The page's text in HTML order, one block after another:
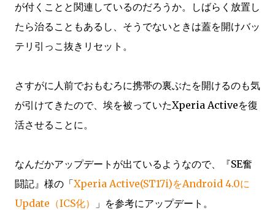
が付くことと関連しているのだろうか。しばらく放置し
たら治ることもあるし、そうでないときは蓋を開けバッ
テリ引っこ抜きリセット。
さすがに人前でおもむろに携帯の裏ぶたを開けるのも気
が引けてきたので、埃を被っていたXperia Activeを復
活させることに。
なんだかアップデートが出ているようなので、『SE奮
闘記』様の「Xperia Active(ST17i)をAndroid 4.0に
Update（ICS化）
」を参考にアップデート。